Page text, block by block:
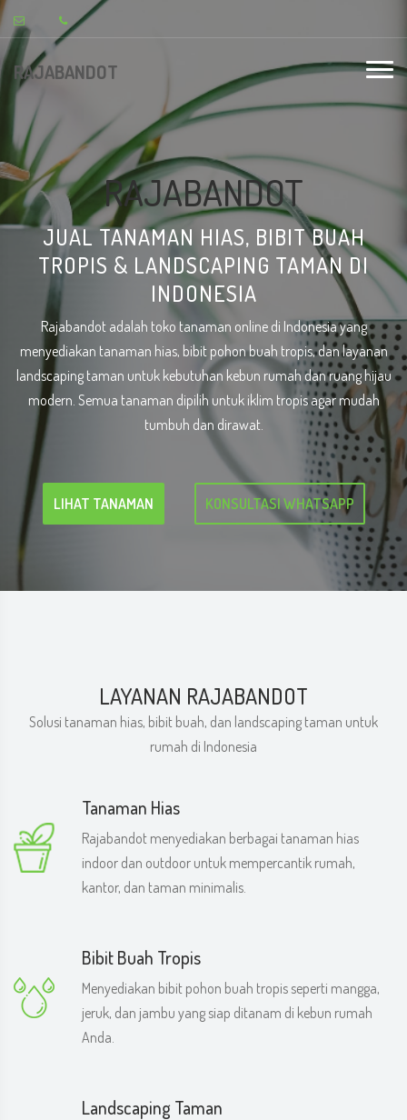
RAJABANDOT
RAJABANDOT
JUAL TANAMAN HIAS, BIBIT BUAH
TROPIS & LANDSCAPING TAMAN DI
INDONESIA
Rajabandot adalah toko tanaman online di Indonesia yang
menyediakan tanaman hias, bibit pohon buah tropis, dan layanan
landscaping taman untuk kebutuhan kebun rumah dan ruang hijau
modern. Semua tanaman dipilih untuk iklim tropis agar mudah
tumbuh dan dirawat.
LIHAT TANAMAN KONSULTASI WHATSAPP
LAYANAN RAJABANDOT
Solusi tanaman hias, bibit buah, dan landscaping taman untuk
rumah di Indonesia
Tanaman Hias
Rajabandot menyediakan berbagai tanaman hias
indoor dan outdoor untuk mempercantik rumah,
kantor, dan taman minimalis.
Bibit Buah Tropis
Menyediakan bibit pohon buah tropis seperti mangga,
jeruk, dan jambu yang siap ditanam di kebun rumah
Anda.
Landscaping Taman